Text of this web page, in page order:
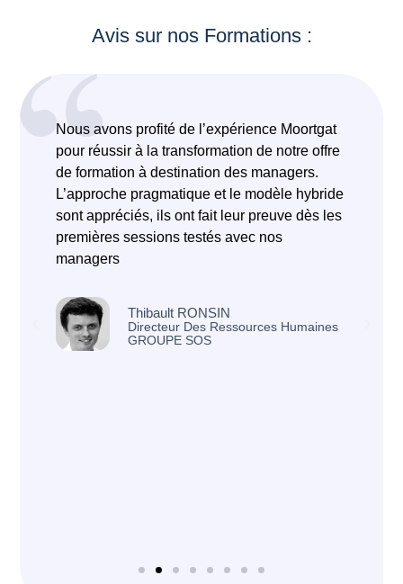
Avis sur nos Formations :
Nous avons profité de l’expérience Moortgat
pour réussir à la transformation de notre offre
de formation à destination des managers.
L’approche pragmatique et le modèle hybride
sont appréciés, ils ont fait leur preuve dès les
premières sessions testés avec nos
managers
Thibault RONSIN
Directeur Des Ressources Humaines
GROUPE SOS